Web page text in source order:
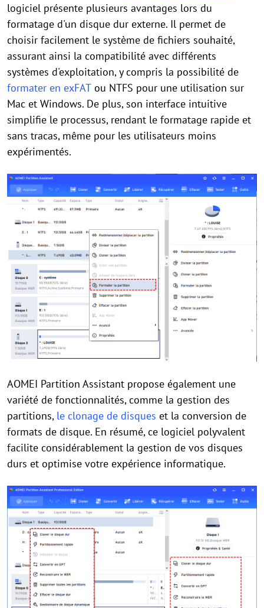
logiciel présente plusieurs avantages lors du
formatage d'un disque dur externe. Il permet de
choisir facilement le système de fichiers souhaité,
assurant ainsi la compatibilité avec différents
systèmes d'exploitation, y compris la possibilité de
formater en exFAT ou NTFS pour une utilisation sur
Mac et Windows. De plus, son interface intuitive
simplifie le processus, rendant le formatage rapide et
sans tracas, même pour les utilisateurs moins
expérimentés.
AOMEI Partition Assistant propose également une
variété de fonctionnalités, comme la gestion des
partitions, le clonage de disques et la conversion de
formats de disque. En résumé, ce logiciel polyvalent
facilite considérablement la gestion de vos disques
durs et optimise votre expérience informatique.